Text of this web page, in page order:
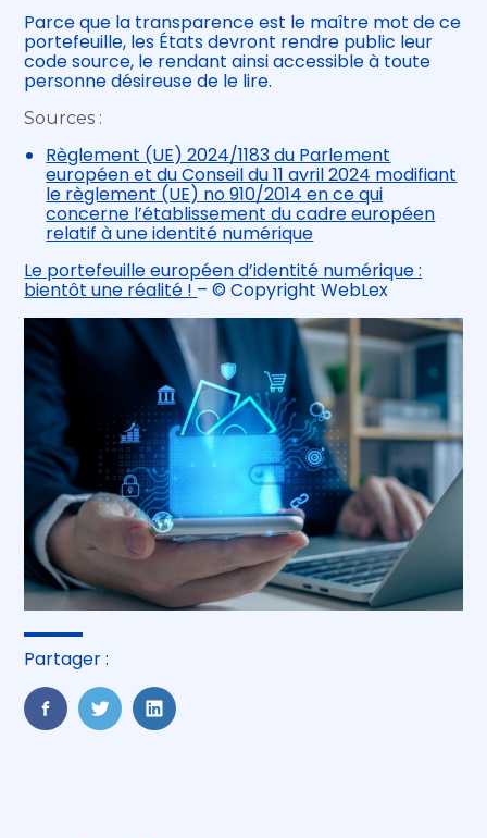
Parce que la transparence est le maître mot de ce
portefeuille, les États devront rendre public leur
code source, le rendant ainsi accessible à toute
personne désireuse de le lire.
Sources :
Règlement (UE) 2024/1183 du Parlement
européen et du Conseil du 11 avril 2024 modifiant
le règlement (UE) no 910/2014 en ce qui
concerne l’établissement du cadre européen
relatif à une identité numérique
Le portefeuille européen d’identité numérique :
bientôt une réalité ! – © Copyright WebLex
Partager :
FaceBook
TwitterLinkedIn